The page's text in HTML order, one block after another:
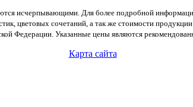
исчерпывающими. Для более подробной
цветовых сочетаний, а так же стоимости
Федерации. Указанные цены являются
Карта сайта